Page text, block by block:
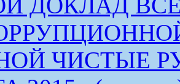
ДОКЛАД
ЧИСТЫЕ